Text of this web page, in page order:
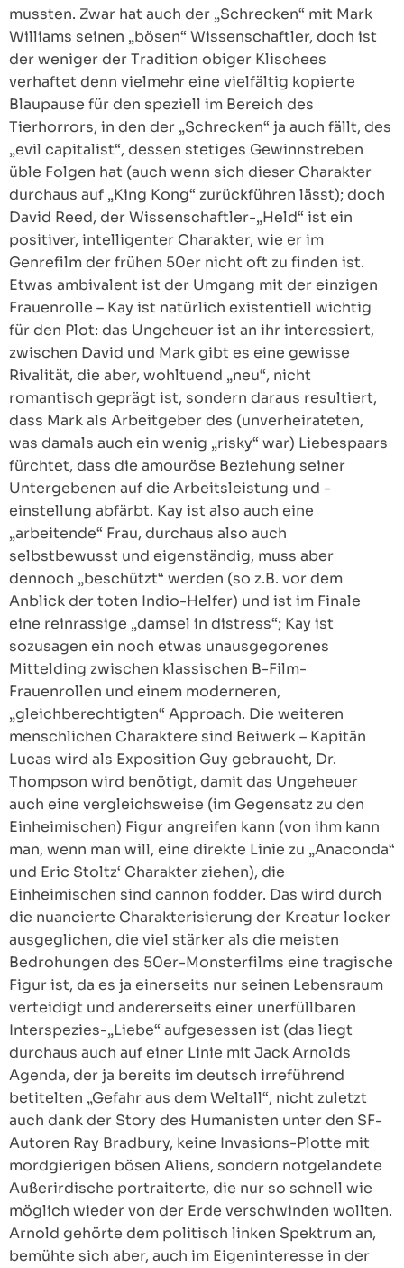
mussten. Zwar hat auch der „Schrecken“ mit Mark
Williams seinen „bösen“ Wissenschaftler, doch ist
der weniger der Tradition obiger Klischees
verhaftet denn vielmehr eine vielfältig kopierte
Blaupause für den speziell im Bereich des
Tierhorrors, in den der „Schrecken“ ja auch fällt, des
„evil capitalist“, dessen stetiges Gewinnstreben
üble Folgen hat (auch wenn sich dieser Charakter
durchaus auf „King Kong“ zurückführen lässt); doch
David Reed, der Wissenschaftler-„Held“ ist ein
positiver, intelligenter Charakter, wie er im
Genrefilm der frühen 50er nicht oft zu finden ist.
Etwas ambivalent ist der Umgang mit der einzigen
Frauenrolle – Kay ist natürlich existentiell wichtig
für den Plot: das Ungeheuer ist an ihr interessiert,
zwischen David und Mark gibt es eine gewisse
Rivalität, die aber, wohltuend „neu“, nicht
romantisch geprägt ist, sondern daraus resultiert,
dass Mark als Arbeitgeber des (unverheirateten,
was damals auch ein wenig „risky“ war) Liebespaars
fürchtet, dass die amouröse Beziehung seiner
Untergebenen auf die Arbeitsleistung und -
einstellung abfärbt. Kay ist also auch eine
„arbeitende“ Frau, durchaus also auch
selbstbewusst und eigenständig, muss aber
dennoch „beschützt“ werden (so z.B. vor dem
Anblick der toten Indio-Helfer) und ist im Finale
eine reinrassige „damsel in distress“; Kay ist
sozusagen ein noch etwas unausgegorenes
Mittelding zwischen klassischen B-Film-
Frauenrollen und einem moderneren,
„gleichberechtigten“ Approach. Die weiteren
menschlichen Charaktere sind Beiwerk – Kapitän
Lucas wird als Exposition Guy gebraucht, Dr.
Thompson wird benötigt, damit das Ungeheuer
auch eine vergleichsweise (im Gegensatz zu den
Einheimischen) Figur angreifen kann (von ihm kann
man, wenn man will, eine direkte Linie zu „Anaconda“
und Eric Stoltz‘ Charakter ziehen), die
Einheimischen sind cannon fodder. Das wird durch
die nuancierte Charakterisierung der Kreatur locker
ausgeglichen, die viel stärker als die meisten
Bedrohungen des 50er-Monsterfilms eine tragische
Figur ist, da es ja einerseits nur seinen Lebensraum
verteidigt und andererseits einer unerfüllbaren
Interspezies-„Liebe“ aufgesessen ist (das liegt
durchaus auch auf einer Linie mit Jack Arnolds
Agenda, der ja bereits im deutsch irreführend
betitelten „Gefahr aus dem Weltall“, nicht zuletzt
auch dank der Story des Humanisten unter den SF-
Autoren Ray Bradbury, keine Invasions-Plotte mit
mordgierigen bösen Aliens, sondern notgelandete
Außerirdische portraiterte, die nur so schnell wie
möglich wieder von der Erde verschwinden wollten.
Arnold gehörte dem politisch linken Spektrum an,
bemühte sich aber, auch im Eigeninteresse in der